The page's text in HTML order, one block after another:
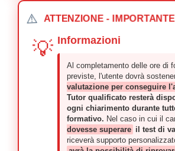
⚠️ ATTENZIONE - IMPORTANTE
💡 Informazioni
Al completamento delle ore di
previste, l'utente dovrà
valutazione per conseguire
Tutor qualificato resterà
ogni chiarimento durante
formativo. Nel caso in cui il
dovesse superare il test di
riceverà supporto